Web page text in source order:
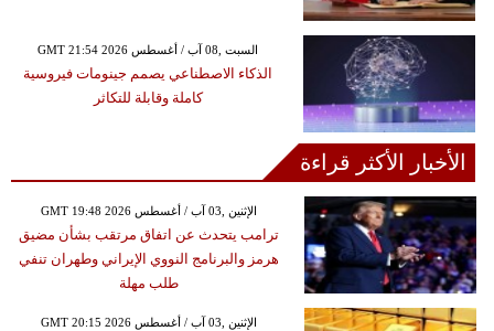
GMT 21:54 2026 السبت ,08 آب / أغسطس
الذكاء الاصطناعي يصمم جينومات فيروسية
كاملة وقابلة للتكاثر
الأخبار الأكثر قراءة
GMT 19:48 2026 الإثنين ,03 آب / أغسطس
ترامب يتحدث عن اتفاق مرتقب بشأن مضيق
هرمز والبرنامج النووي الإيراني وطهران تنفي
طلب مهلة
GMT 20:15 2026 الإثنين ,03 آب / أغسطس